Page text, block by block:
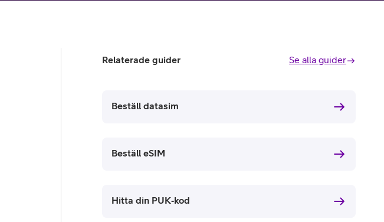
Relaterade guider Se alla guider
Beställ datasim
Beställ eSIM
Hitta din PUK‑kod